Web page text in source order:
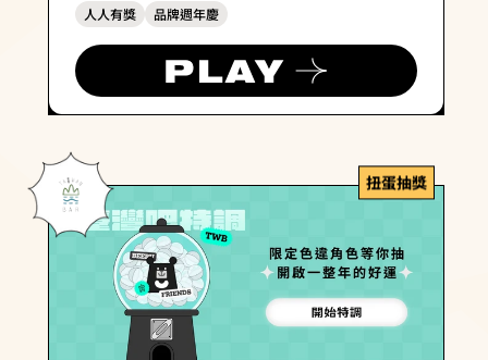
人人有獎 品牌週年慶
扭蛋抽獎